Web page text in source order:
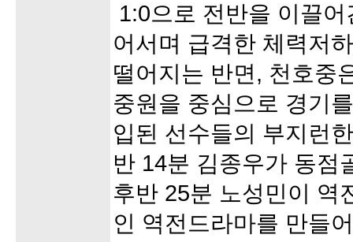
1:0으로 전반을 이끌
어서며 급격한 체력저
떨어지는 반면, 천호중
중원을 중심으로 경기
입된 선수들의 부지런
반 14분 김종우가 동점
후반 25분 노성민이 역
인 역전드라마를 만들